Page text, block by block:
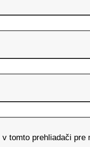
tomto prehliadači pre